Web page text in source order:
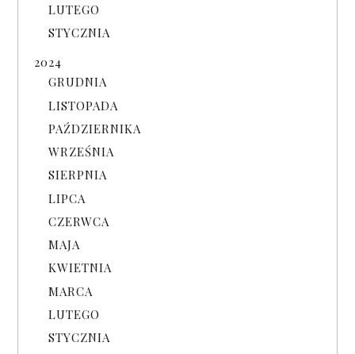
LUTEGO
STYCZNIA
2024
GRUDNIA
LISTOPADA
PAŹDZIERNIKA
WRZEŚNIA
SIERPNIA
LIPCA
CZERWCA
MAJA
KWIETNIA
MARCA
LUTEGO
STYCZNIA